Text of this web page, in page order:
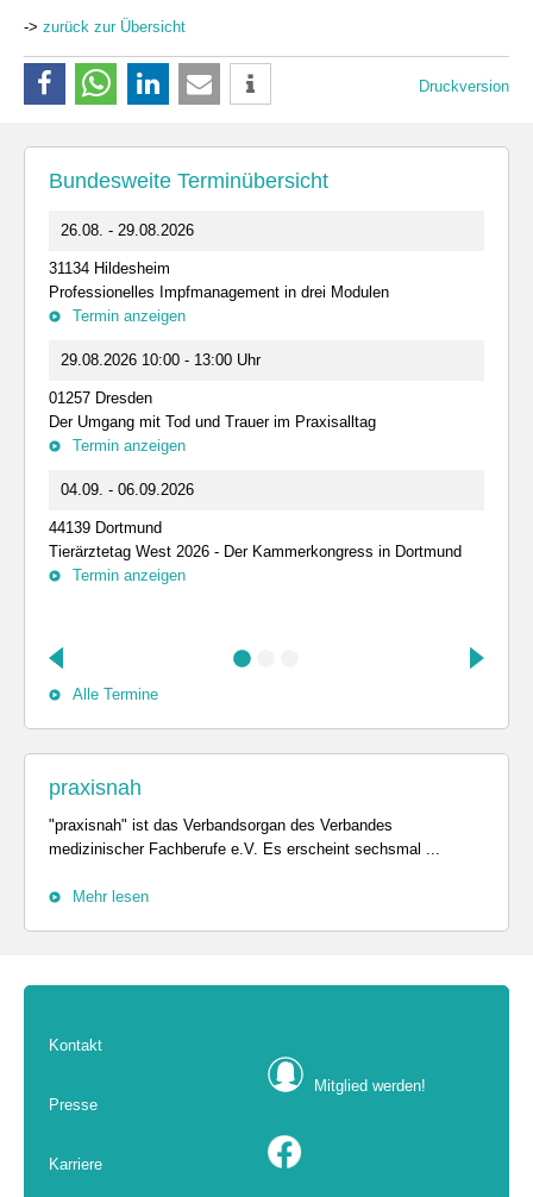
-> zurück zur Übersicht
Druckversion
Bundesweite Terminübersicht
26.08. - 29.08.2026
31134 Hildesheim
Professionelles Impfmanagement in drei Modulen
Termin anzeigen
29.08.2026 10:00 - 13:00 Uhr
01257 Dresden
Der Umgang mit Tod und Trauer im Praxisalltag
Termin anzeigen
04.09. - 06.09.2026
44139 Dortmund
Tierärztetag West 2026 - Der Kammerkongress in Dortmund
Termin anzeigen
Alle Termine
praxisnah
"praxisnah" ist das Verbandsorgan des Verbandes
medizinischer Fachberufe e.V. Es erscheint sechsmal ...
Mehr lesen
Kontakt
Presse
Karriere
Mitglied werden!